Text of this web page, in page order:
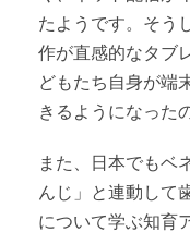
たようです。そう
作が直感的なタブ
どもたち自身が端
きるようになった
また、日本でもベ
んじ」と連動して
について学ぶ知育